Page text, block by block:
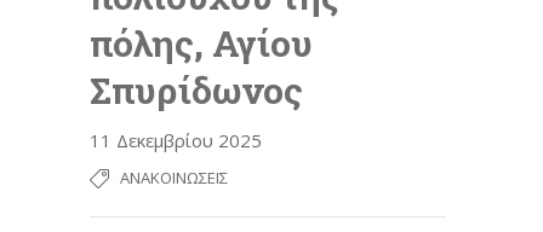
πόλης, Αγίου
Σπυρίδωνος
11 Δεκεμβρίου 2025
ΑΝΑΚΟΙΝΏΣΕΙΣ